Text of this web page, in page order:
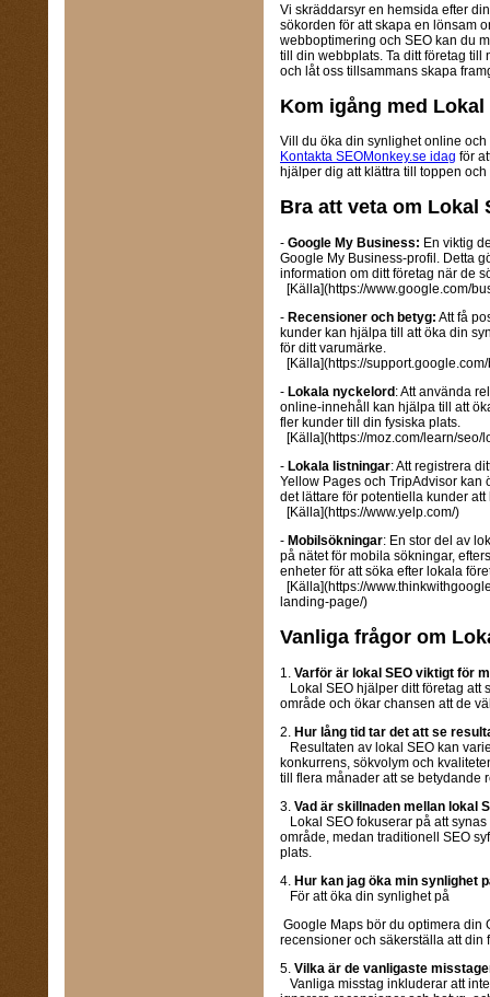
Vi skräddarsyr en hemsida efter
sökorden för att skapa en lönsam
webboptimering och SEO kan du
till din webbplats. Ta ditt företag
och låt oss tillsammans skapa
Kom igång med Lokal
Vill du öka din synlighet online
Kontakta SEOMonkey.se idag för
hjälper dig att klättra till toppen
Bra att veta om Lokal
- Google My Business: En viktig
Google My Business-profil. Detta
information om ditt företag när de
[Källa](https://www.google.com/
- Recensioner och betyg: Att få
kunder kan hjälpa till att öka din
för ditt varumärke.
[Källa](https://
- Lokala nyckelord : Att använda
online-innehåll kan hjälpa till att
fler kunder till din fysiska plats.
[Källa](https://moz.com/learn/
- Lokala listningar: Att registrera
Yellow Pages och TripAdvisor kan
det lättare för potentiella kunder
[Källa](https://www.yelp.com/)
- Mobilsökningar: En stor del av
på nätet för mobila sökningar,
enheter för att söka efter lokala
[Källa](https://
landing-page/)
Vanliga frågor om
1. Varför är lokal SEO viktigt för
Lokal SEO hjälper ditt företag att
område och ökar chansen att de
2. Hur lång tid tar det att se
Resultaten av lokal SEO kan
konkurrens, sökvolym och
till flera månader att se betydande
3. Vad är skillnaden mellan lokal
Lokal SEO fokuserar på att
område, medan traditionell SEO
plats.
4. Hur kan jag öka min synlighet
För att öka din synlighet på
Google Maps bör du optimera din
recensioner och säkerställa att din
5. Vilka är de vanligaste
Vanliga misstag inkluderar att